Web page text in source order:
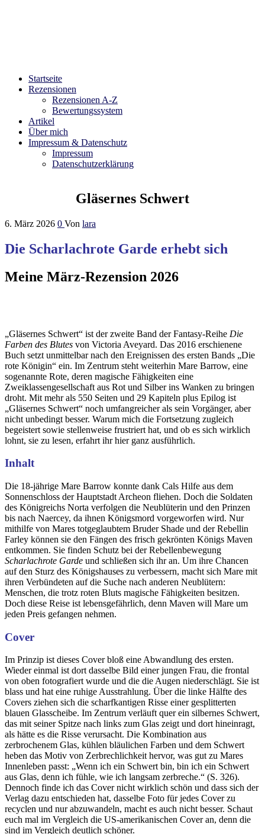
Startseite
Rezensionen
Rezensionen A-Z
Bewertungssystem
Artikel
Über mich
Impressum & Datenschutz
Impressum
Datenschutzerklärung
Gläsernes Schwert
6. März 2026 0 Von lara
Die Scharlachrote Garde erhebt sich
Meine März-Rezension 2026
„Gläsernes Schwert“ ist der zweite Band der Fantasy-Reihe Die
Farben des Blutes von Victoria Aveyard. Das 2016 erschienene
Buch setzt unmittelbar nach den Ereignissen des ersten Bands „Die
rote Königin“ ein. Im Zentrum steht weiterhin Mare Barrow, eine
sogenannte Rote, deren magische Fähigkeiten eine
Zweiklassengesellschaft aus Rot und Silber ins Wanken zu bringen
droht. Mit mehr als 550 Seiten und 29 Kapiteln plus Epilog ist
„Gläsernes Schwert“ noch umfangreicher als sein Vorgänger, aber
nicht unbedingt besser. Warum mich die Fortsetzung zugleich
begeistert sowie stellenweise frustriert hat, und ob es sich wirklich
lohnt, sie zu lesen, erfahrt ihr hier ganz ausführlich.
Inhalt
Die 18-jährige Mare Barrow konnte dank Cals Hilfe aus dem
Sonnenschloss der Hauptstadt Archeon fliehen. Doch die Soldaten
des Königreichs Norta verfolgen die Neublüterin und den Prinzen
bis nach Naercey, da ihnen Königsmord vorgeworfen wird. Nur
mithilfe von Mares totgeglaubtem Bruder Shade und der Rebellin
Farley können sie den Fängen des frisch gekrönten Königs Maven
entkommen. Sie finden Schutz bei der Rebellenbewegung
Scharlachrote Garde und schließen sich ihr an. Um ihre Chancen
auf den Sturz des Königshauses zu verbessern, macht sich Mare mit
ihren Verbündeten auf die Suche nach anderen Neublütern:
Menschen, die trotz roten Bluts magische Fähigkeiten besitzen.
Doch diese Reise ist lebensgefährlich, denn Maven will Mare um
jeden Preis gefangen nehmen.
Cover
Im Prinzip ist dieses Cover bloß eine Abwandlung des ersten.
Wieder einmal ist dort dasselbe Bild einer jungen Frau, die frontal
von oben fotografiert wurde und die die Augen niederschlägt. Sie ist
blass und hat eine ruhige Ausstrahlung. Über die linke Hälfte des
Covers ziehen sich die scharfkantigen Risse einer gesplitterten
blauen Glasscheibe. Im Zentrum verläuft quer ein silbernes Schwert,
das mit seiner Spitze nach links zum Glas zeigt und dort hineinragt,
als hätte es die Risse verursacht. Die Kombination aus
zerbrochenem Glas, kühlen bläulichen Farben und dem Schwert
heben das Motiv von Zerbrechlichkeit hervor, was gut zu Mares
Innenleben passt: „Wenn ich ein Schwert bin, bin ich ein Schwert
aus Glas, denn ich fühle, wie ich langsam zerbreche.“ (S. 326).
Dennoch finde ich das Cover nicht wirklich schön und dass sich der
Verlag dazu entschieden hat, dasselbe Foto für jedes Cover zu
recyclen und nur abzuwandeln, macht es auch nicht besser. Schaut
euch mal im Vergleich die US-amerikanischen Cover an, denn die
sind im Vergleich deutlich schöner.